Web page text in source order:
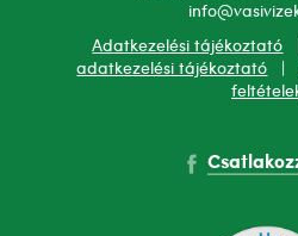
Adatkezelési tájékoztató
adatkezelési tájékoztató